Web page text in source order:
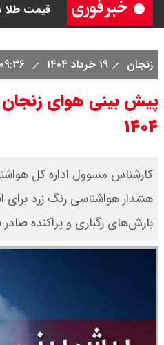
/ نفت
اجتماعی
جزئیات
اعلام شد
زنجان ۱۹ خرداد ۱۴۰۴
۱۴۰۴
کارشناس مسوول اداره کل
هشدار هواشناسی رنگ زرد برای
بارش‌های رگباری و پراکنده